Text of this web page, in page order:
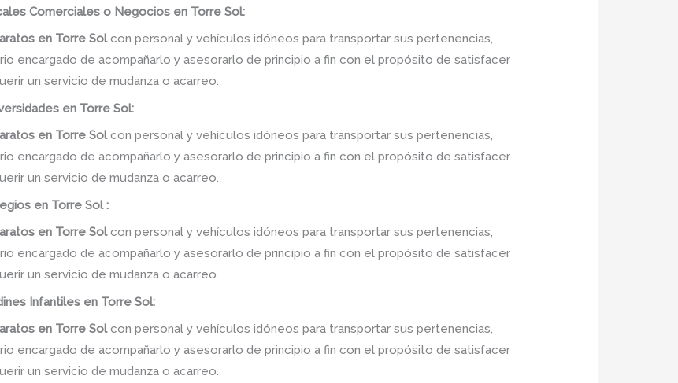
Comerciales o Negocios en Torre Sol:
en Torre Solcon personal y vehículos idóneos para transportar sus pertenencias,
encargado de acompañarlo y asesorarlo de principio a fin con el propósito de satisfacer
un servicio de mudanza o acarreo.
en Torre Sol:
en Torre Solcon personal y vehículos idóneos para transportar sus pertenencias,
encargado de acompañarlo y asesorarlo de principio a fin con el propósito de satisfacer
un servicio de mudanza o acarreo.
en Torre Sol :
en Torre Solcon personal y vehículos idóneos para transportar sus pertenencias,
encargado de acompañarlo y asesorarlo de principio a fin con el propósito de satisfacer
un servicio de mudanza o acarreo.
Infantiles en Torre Sol:
en Torre Solcon personal y vehículos idóneos para transportar sus pertenencias,
encargado de acompañarlo y asesorarlo de principio a fin con el propósito de satisfacer
un servicio de mudanza o acarreo.